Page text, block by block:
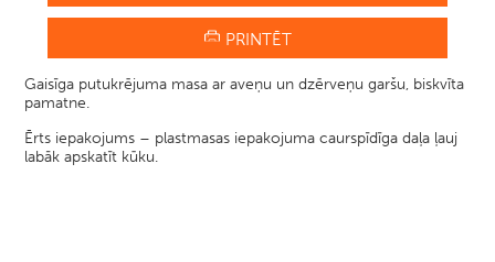
PRINTĒT
Gaisīga putukrējuma masa ar aveņu un dzērveņu garšu, biskvīta
pamatne.
Ērts iepakojums – plastmasas iepakojuma caurspīdīga daļa ļauj
labāk apskatīt kūku.